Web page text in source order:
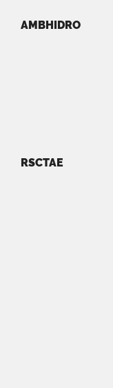
AMBHIDRO
RSCTAE